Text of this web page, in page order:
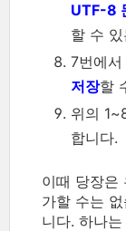
UTF-8
할 수
7번에
저장할
위의
합니다.
이때 당장은
가할 수는
니다. 하나는